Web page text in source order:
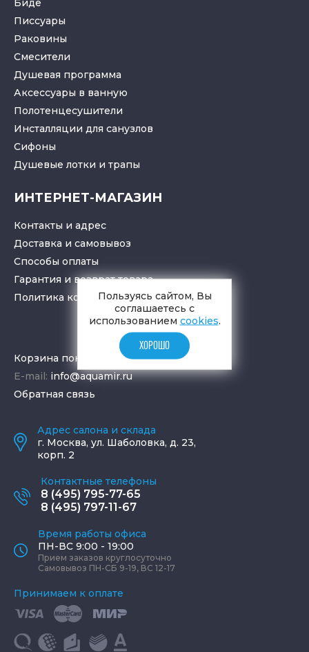
Биде
Писсуары
Раковины
Смесители
Душевая программа
Аксессуары в ванную
Полотенцесушители
Инсталляции для санузлов
Cифоны
Душевые лотки и трапы
ИНТЕРНЕТ-МАГАЗИН
Контакты и адрес
Доставка и самовывоз
Способы оплаты
Гарантия и возврат товара
Политика конфиденциальности
Корзина покупок
E-mail: info@aquamir.ru
Обратная связь
Адрес салона и склада
г. Москва, ул. Шаболовка, д. 23,
корп. 2
Контактные телефоны
8 (495) 795-77-65
8 (495) 797-11-67
Время работы офиса
ПН-ВС 9:00 - 19:00
Прием заказов круглосуточно
Самовывоз ПН-СБ 9-19, ВС 12-17
Принимаем к оплате
Пользуясь сайтом, Вы
соглашаетесь с
использованием cookies.
ХОРОШО